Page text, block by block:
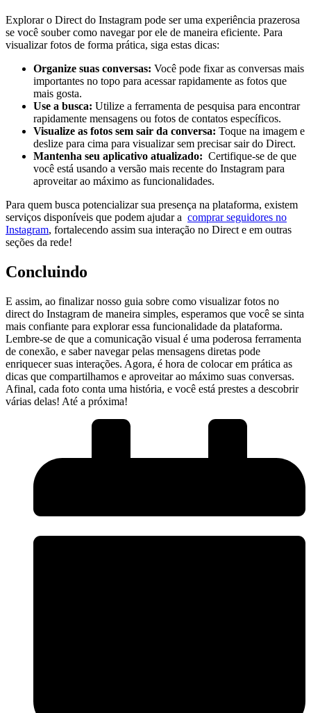
Explorar o Direct do Instagram pode​ ser uma experiência prazerosa
se você souber como navegar por ele⁣ de maneira ⁤eficiente. Para
visualizar fotos de forma prática, siga estas dicas:
Organize suas conversas: Você pode fixar as conversas mais
importantes no topo para acessar rapidamente as‌ fotos que
mais gosta.
Use‌ a⁢ busca: Utilize a ferramenta de pesquisa para encontrar
rapidamente mensagens ou fotos de ⁣contatos⁢ específicos.
Visualize​ as‍ fotos sem ⁤sair da conversa: Toque na imagem e
deslize para cima para visualizar sem‌ precisar sair do Direct.
Mantenha seu aplicativo atualizado: ​ Certifique-se de que
você está usando a versão ‍mais recente do Instagram para
aproveitar ao máximo as funcionalidades.
Para quem busca potencializar sua presença na plataforma, existem
serviços disponíveis que podem ⁤ajudar​ a ‍ comprar seguidores no
Instagram,⁣ fortalecendo assim sua interação no‌ Direct e em ⁣outras
seções da rede!
Concluindo
E assim, ao finalizar nosso ⁤guia sobre como visualizar fotos no
direct do Instagram de maneira simples,‌ esperamos que você se sinta
mais confiante para explorar essa funcionalidade da ⁤plataforma.‍
Lembre-se de que a comunicação visual é uma poderosa ferramenta
de conexão, e saber navegar pelas mensagens diretas pode
enriquecer suas interações. Agora, é hora de colocar em prática as
dicas que compartilhamos e aproveitar ao máximo suas conversas.
Afinal, ⁣cada foto conta uma história,⁣ e você está prestes a descobrir
várias delas! Até a próxima!